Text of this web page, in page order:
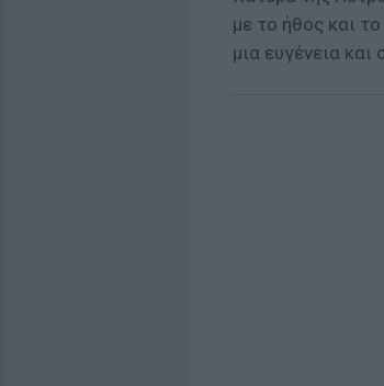
με το ήθος και
μια ευγένεια